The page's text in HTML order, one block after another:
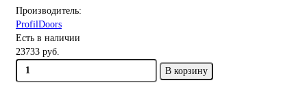
Производитель:
ProfilDoors
Есть в наличии
23733 руб.
В корзину